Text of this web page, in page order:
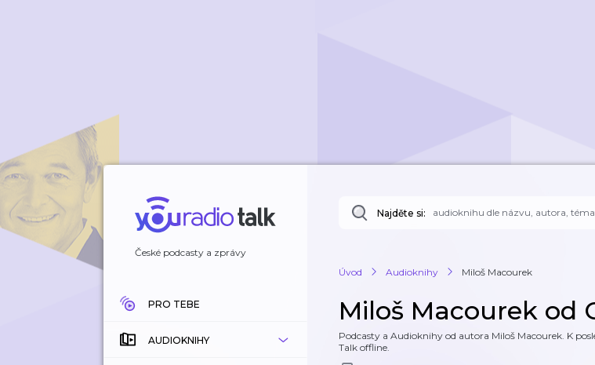
České podcasty a zprávy
PRO TEBE
AUDIOKNIHY
Najděte si:
Úvod Audioknihy Miloš Macourek
Miloš Macourek od
Podcasty a Audioknihy od autora Miloš Macourek. K
Talk offline.